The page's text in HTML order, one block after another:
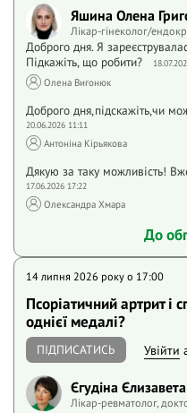
Яшина Олена
Лікар-гінеколог/
Доброго дня. Я
Підкажіть, що робити?
Олена Вигонюк
Доброго дня,підскажіть,чи
20.06.2026 11:11
Антоніна Кірьякова
Дякую за таку можливість!
17.06.2026 17:22
Олександра Хмара
До
14 липня 2026 року o 17:00
Псоріатичний артрит і
однієї медалі?
ПІДПИСАТИСЬ Увійти
Єгудіна
Лікар-ревматолог,